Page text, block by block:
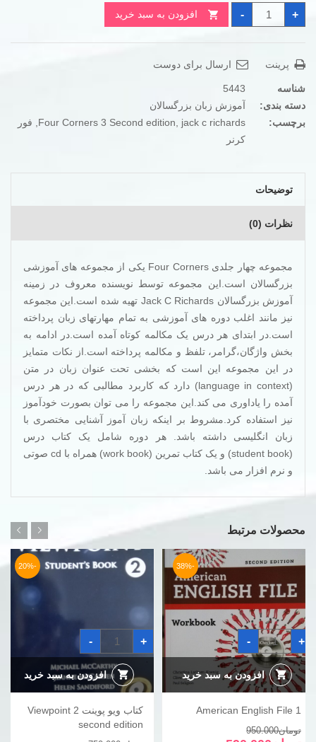
-
کتاب
کرنرز
3
edition
عدد
+ افزودن به سبد خرید
پرینت ارسال برای دوست
شناسه
5443
دسته بندی:
آموزش زبان بزرگسالان
برچسب:
Four Corners 3 Second edition ,jack c richards
,
فور
کرنر
توضیحات
نظرات (0)
مجموعه چهار جلدی Four Corners یکی از مجموعه های آموزشی
بزرگسالان است.این مجموعه توسط نویسنده معروف در زمینه
آموزش بزرگسالان Jack C Richards تهیه شده است.این مجموعه
نیز مانند اغلب دوره های آموزشی به تمام مهارتهای زبان پرداخته
است.در ابتدای هر درس یک مکالمه کوتاه آمده است.در ادامه به
بخش واژگان،گرامر، تلفظ و مکالمه پرداخته است.از نکات متمایز
در این مجموعه این است که بخشی تحت عنوان زبان در متن
(language in context) دارد که کاربرد مطالبی که در هر درس
آمده را یاداوری می کند.این مجموعه را می توان بصورت خودآموز
نیز استفاده کرد.مشروط بر اینکه زبان آموز آشنایی مختصری با
زبان انگلیسی داشته باشد. هر دوره شامل یک کتاب درس
(student book) و یک کتاب تمرین (work book) همراه با cd صوتی
و نرم افزار می باشد.
محصولات مرتبط
-38%
-
American
English
File
1
عدد
+
افزودن به سبد خرید
American English File 1
تومان950.000قیمت
قیمت
-20%
-
کتاب
پوینت
Viewpoint
2
second
edition
+
افزودن به سبد خرید
کتاب ویو پوینت Viewpoint 2
second edition